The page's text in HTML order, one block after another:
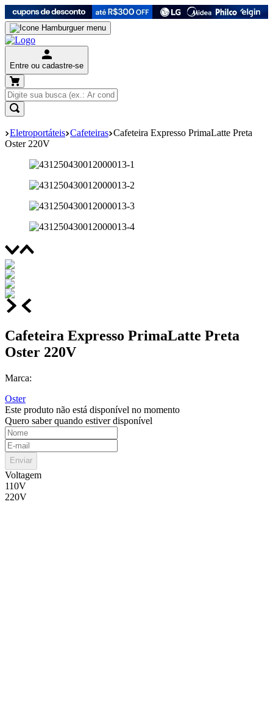
Entre ou cadastre-se
Eletroportáteis Cafeteiras Cafeteira Expresso PrimaLatte Preta
Oster 220V
Cafeteira Expresso PrimaLatte Preta
Oster 220V
Marca:
Oster
Este produto não está disponível no momento
Quero saber quando estiver disponível
Enviar
Voltagem
110V
220V